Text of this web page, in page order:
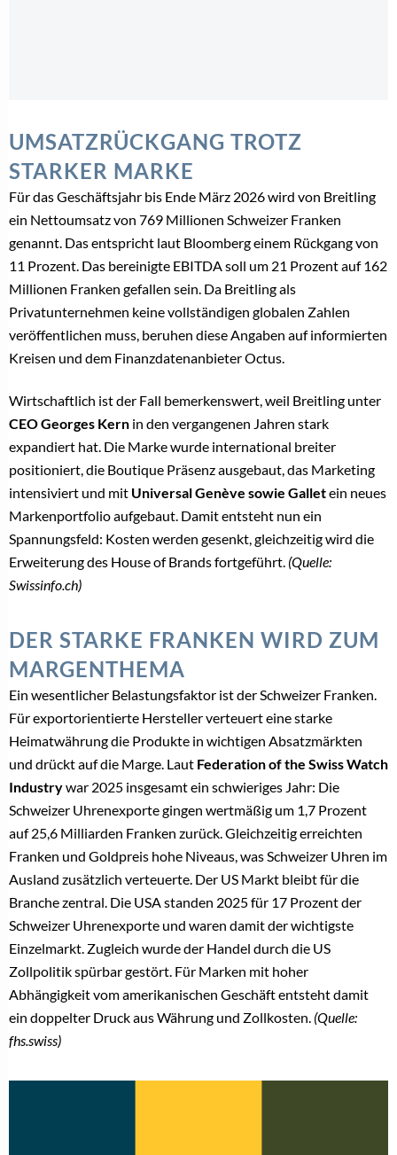
UMSATZRÜCKGANG TROTZ
STARKER MARKE
Für das Geschäftsjahr bis Ende März 2026 wird von Breitling
ein Nettoumsatz von 769 Millionen Schweizer Franken
genannt. Das entspricht laut Bloomberg einem Rückgang von
11 Prozent. Das bereinigte EBITDA soll um 21 Prozent auf 162
Millionen Franken gefallen sein. Da Breitling als
Privatunternehmen keine vollständigen globalen Zahlen
veröffentlichen muss, beruhen diese Angaben auf informierten
Kreisen und dem Finanzdatenanbieter Octus.
Wirtschaftlich ist der Fall bemerkenswert, weil Breitling unter
CEO Georges Kern in den vergangenen Jahren stark
expandiert hat. Die Marke wurde international breiter
positioniert, die Boutique Präsenz ausgebaut, das Marketing
intensiviert und mit Universal Genève sowie Galletein neues
Markenportfolio aufgebaut. Damit entsteht nun ein
Spannungsfeld: Kosten werden gesenkt, gleichzeitig wird die
Erweiterung des House of Brands fortgeführt. (Quelle:
Swissinfo.ch)
DER STARKE FRANKEN WIRD ZUM
MARGENTHEMA
Ein wesentlicher Belastungsfaktor ist der Schweizer Franken.
Für exportorientierte Hersteller verteuert eine starke
Heimatwährung die Produkte in wichtigen Absatzmärkten
und drückt auf die Marge. Laut Federation of the Swiss Watch
Industrywar 2025 insgesamt ein schwieriges Jahr: Die
Schweizer Uhrenexporte gingen wertmäßig um 1,7 Prozent
auf 25,6 Milliarden Franken zurück. Gleichzeitig erreichten
Franken und Goldpreis hohe Niveaus, was Schweizer Uhren im
Ausland zusätzlich verteuerte. Der US Markt bleibt für die
Branche zentral. Die USA standen 2025 für 17 Prozent der
Schweizer Uhrenexporte und waren damit der wichtigste
Einzelmarkt. Zugleich wurde der Handel durch die US
Zollpolitik spürbar gestört. Für Marken mit hoher
Abhängigkeit vom amerikanischen Geschäft entsteht damit
ein doppelter Druck aus Währung und Zollkosten. (Quelle:
fhs.swiss)